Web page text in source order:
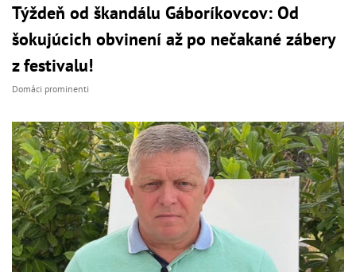
Týždeň od škandálu Gáboríkovcov: Od
šokujúcich obvinení až po nečakané zábery
z festivalu!
Domáci prominenti